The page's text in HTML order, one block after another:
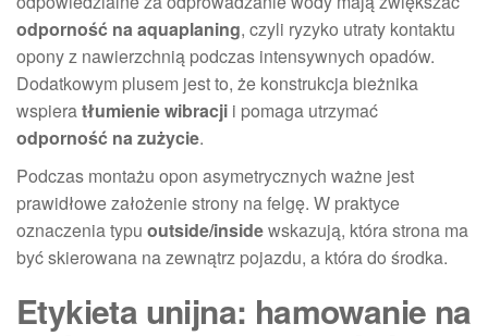
odporność na aquaplaning, czyli ryzyko utraty kontaktu
opony z nawierzchnią podczas intensywnych opadów.
Dodatkowym plusem jest to, że konstrukcja bieżnika
wspieratłumienie wibracji i pomaga utrzymać
odporność na zużycie.
Podczas montażu opon asymetrycznych ważne jest
prawidłowe założenie strony na felgę. W praktyce
oznaczenia typu outside/insidewskazują, która strona ma
być skierowana na zewnątrz pojazdu, a która do środka.
Etykieta unijna: hamowanie na